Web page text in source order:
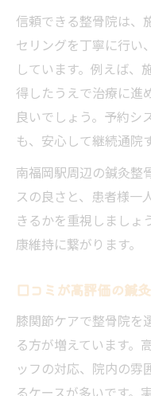
信頼できる整骨院は、
セリングを丁寧に行い
しています。例えば、
得したうえで治療に進
良いでしょう。予約シ
も、安心して継続通院
南福岡駅周辺の鍼灸整
スの良さと、患者様一
きるかを重視しましょ
康維持に繋がります。
口コミが高評価の鍼
膝関節ケアで整骨院を
る方が増えています。
ッフの対応、院内の雰
るケースが多いです。